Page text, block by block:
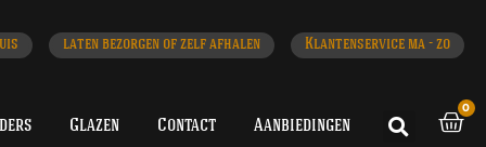
laten bezorgen of zelf afhalen Klantenservice ma - zo
Glazen Contact Aanbiedingen
0